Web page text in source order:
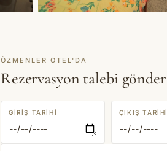
+23 fotoğraf
ÖZMENLER OTEL'DA
Rezervasyon talebi gönder
GIRIŞ TARIHI ÇIKIŞ TARIHI